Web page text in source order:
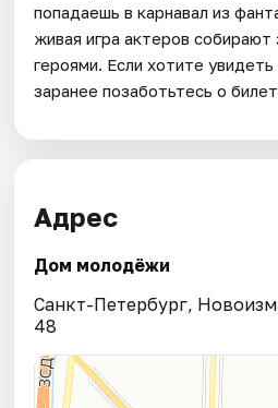
попадаешь в карнавал из
живая игра актеров
героями. Если хотите увидеть
заранее позаботьтесь о
Адрес
Дом молодёжи
Санкт-Петербург,
48